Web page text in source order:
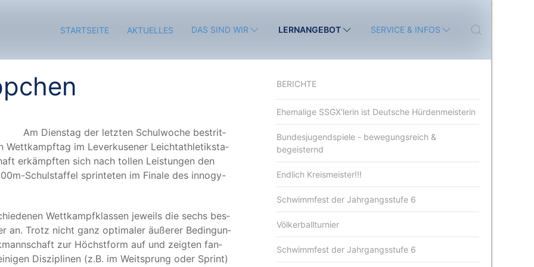
STARTSEITE AKTUELLES DAS SIND WIR LERNANGEBOT SERVICE & INFOS
Am Diens­tag der letz­ten Schul­wo­che bestrit­
Wett­kampf­tag im Lever­ku­se­ner Leicht­ath­le­tik­sta­
erkämpf­ten sich nach tol­len Leis­tun­gen den
Schul­staf­fel sprin­te­ten im Fina­le des inno­gy-
Wett­kampf­klas­sen jeweils die sechs bes­
an. Trotz nicht ganz opti­ma­ler äuße­rer Bedin­gun­
zur Höchst­form auf und zeig­ten fan­
Dis­zi­pli­nen (z.B. im Weit­sprung oder Sprint)
BERICHTE
Ehemalige SSGX'lerin ist Deutsche Hürdenmeisterin
Bundesjugendspiele - bewegungsreich &
begeisternd
Endlich Kreismeister!!!
Schwimmfest der Jahrgangsstufe 6
Völkerballturnier
Schwimmfest der Jahrgangsstufe 6